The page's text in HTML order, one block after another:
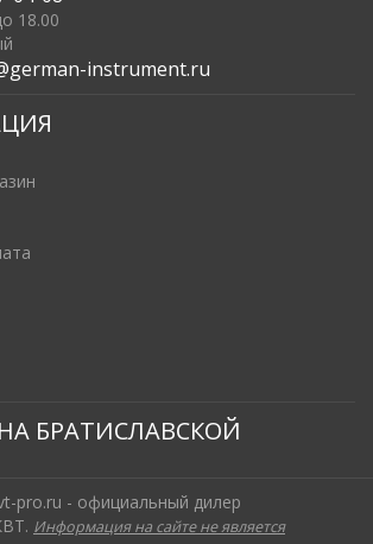
18.00
instrument.ru
БРАТИСЛАВСКОЙ
pro.ru - официальный дилер
Информация на сайте не является